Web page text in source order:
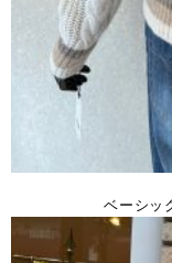
ベーシッ